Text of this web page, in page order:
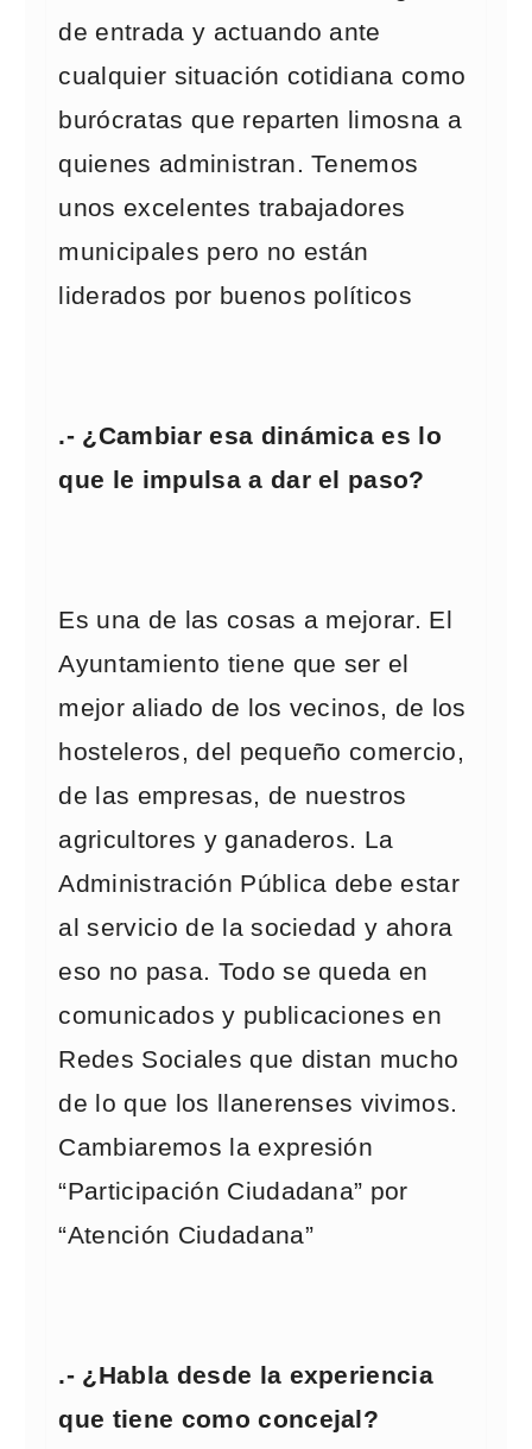
de entrada y actuando ante
cualquier situación cotidiana como
burócratas que reparten limosna a
quienes administran. Tenemos
unos excelentes trabajadores
municipales pero no están
liderados por buenos políticos
.- ¿Cambiar esa dinámica es lo
que le impulsa a dar el paso?
Es una de las cosas a mejorar. El
Ayuntamiento tiene que ser el
mejor aliado de los vecinos, de los
hosteleros, del pequeño comercio,
de las empresas, de nuestros
agricultores y ganaderos. La
Administración Pública debe estar
al servicio de la sociedad y ahora
eso no pasa. Todo se queda en
comunicados y publicaciones en
Redes Sociales que distan mucho
de lo que los llanerenses vivimos.
Cambiaremos la expresión
“Participación Ciudadana” por
“Atención Ciudadana”
.- ¿Habla desde la experiencia
que tiene como concejal?